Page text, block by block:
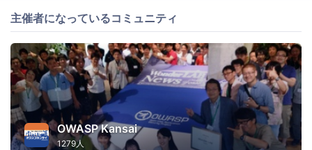
主催者になっているコミュニティ
OWASP Kansai
1279人